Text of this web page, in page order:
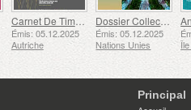
Carnet De Timbres
Émis: 05.12.2025
Autriche
Dossier Collection Annuelle (New York)
Émis: 05.12.2025
Nations Unies
Principal